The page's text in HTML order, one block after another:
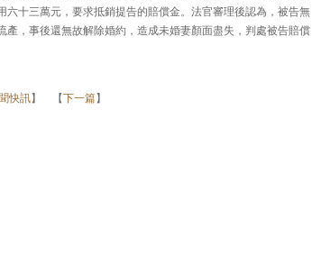
十三萬元，要求抵銷提告的賠償金。法官審理後認為，被告無
，事後還無故解除婚約，造成未婚妻顏面盡失，判處被告賠償
快訊】 【下一篇】